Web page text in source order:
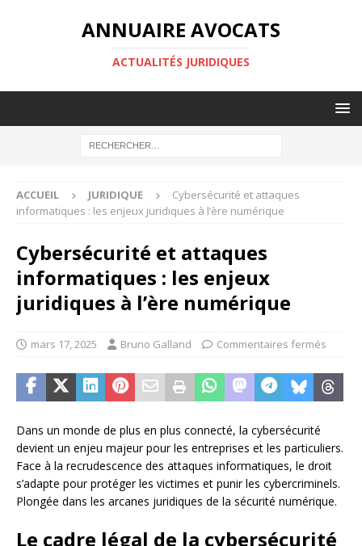
ANNUAIRE AVOCATS
ACTUALITÉS JURIDIQUES
ACCUEIL JURIDIQUE
Cybersécurité et attaques
informatiques : les enjeux juridiques à l’ère numérique
Cybersécurité et attaques
informatiques : les enjeux
juridiques à l’ère numérique
mars 17, 2025 Bruno Galland Commentaires fermés
Dans un monde de plus en plus connecté, la cybersécurité
devient un enjeu majeur pour les entreprises et les particuliers.
Face à la recrudescence des attaques informatiques, le droit
s’adapte pour protéger les victimes et punir les cybercriminels.
Plongée dans les arcanes juridiques de la sécurité numérique.
Le cadre légal de la cybersécurité